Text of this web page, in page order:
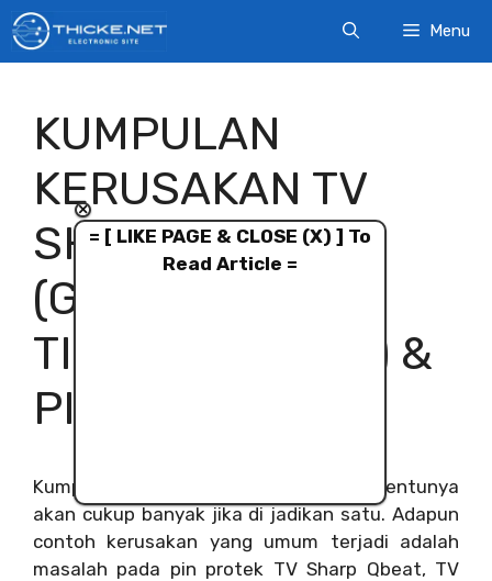
Skip
to
content
Menu
KUMPULAN
KERUSAKAN TV
SHARP QBEAT
(GAGAL START /
TIDAK BEKERJA) &
PIN PROTEK
Kumpulan kerusakan
Qbeat tentunya
akan cukup banyak jika di jadikan satu. Adapun
contoh kerusakan yang umum terjadi adalah
masalah pada pin protek TV Sharp Qbeat, TV
×
= [ LIKE PAGE & CLOSE (X) ] To
Read Article =